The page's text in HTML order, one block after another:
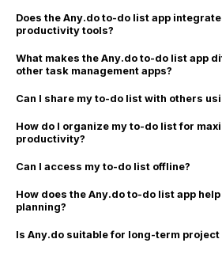
Does the Any.do to-do list app
productivity tools?
What makes the Any.do to-do list app
other task management apps?
Can I share my to-do list with others
How do I organize my to-do list for
productivity?
Can I access my to-do list offline?
How does the Any.do to-do list app
planning?
Is Any.do suitable for long-term project